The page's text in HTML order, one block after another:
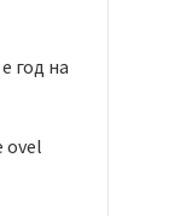
год на
ovel